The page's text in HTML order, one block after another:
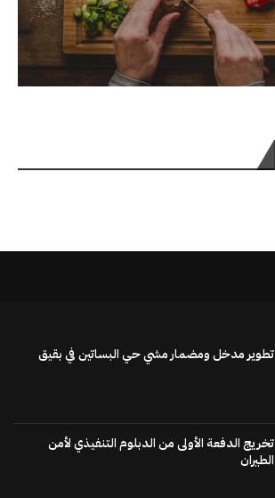
تطوير مدخل ومضمار مشي حي البساتين في بقيق
تخريج الدفعة الأولى من الدبلوم التنفيذي لأمن
الطيران